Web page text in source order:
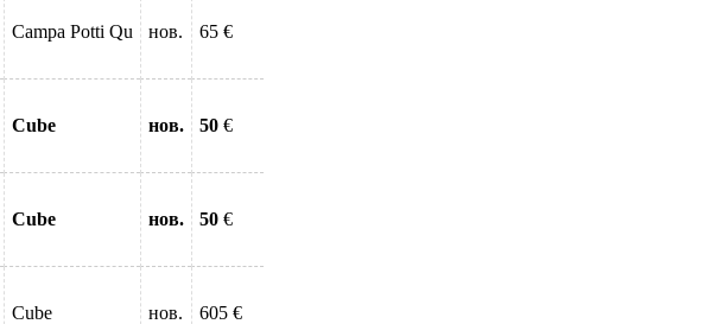
Campa Potti Qu нов. 65 €
Cube нов. 50 €
Cube нов. 50 €
Cube нов. 605 €